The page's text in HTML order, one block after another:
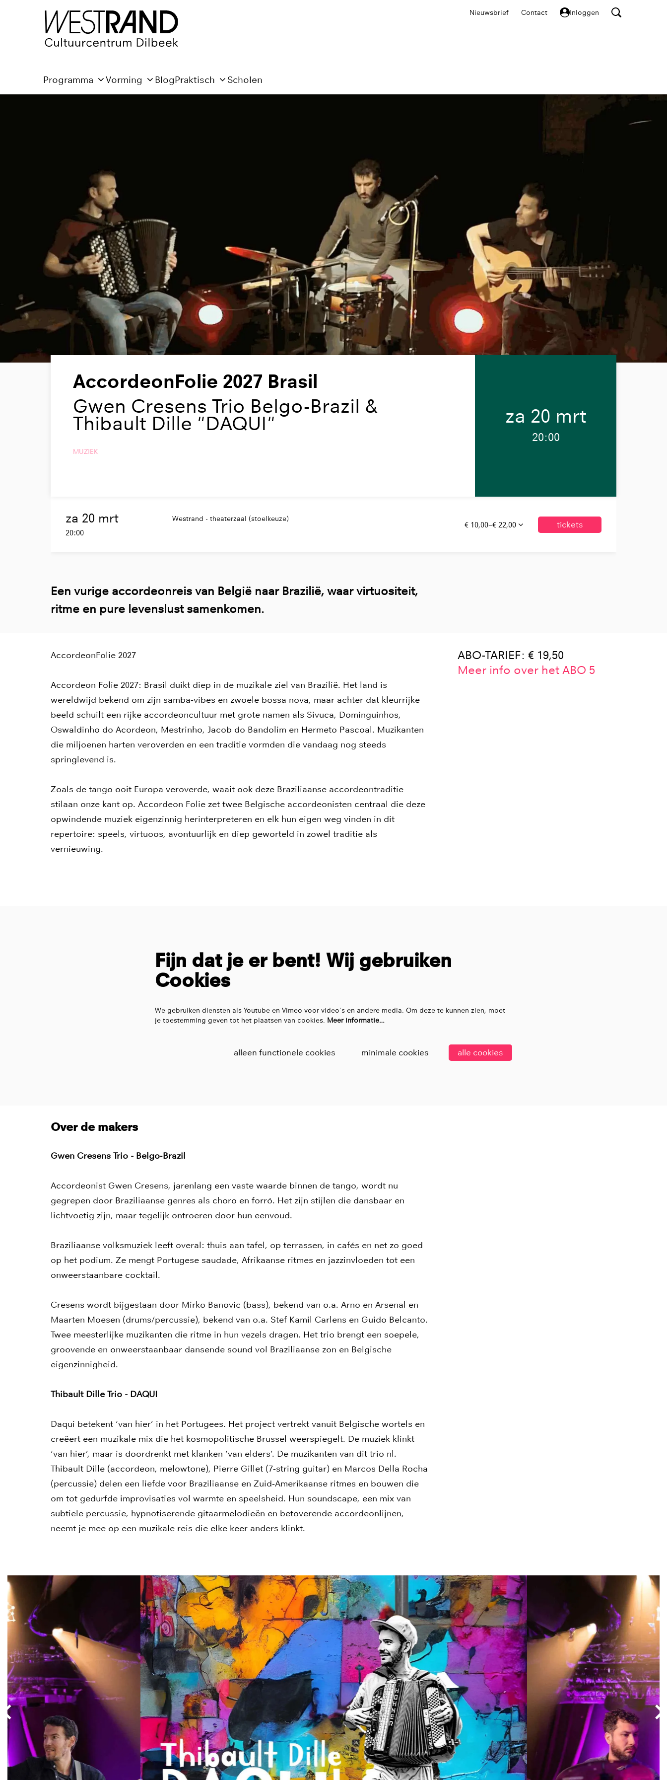
Nieuwsbrief Contact Inloggen
Programma Vorming BlogPraktisch Scholen
AccordeonFolie 2027 Brasil
Gwen Cresens Trio Belgo-Brazil &
Thibault Dille "DAQUI"
MUZIEK
za 20 mrt
20:00
za 20 mrt
20:00
Westrand - theaterzaal (stoelkeuze)
€ 10,00–€ 22,00 tickets
Een vurige accordeonreis van België naar Brazilië, waar virtuositeit,
ritme en pure levenslust samenkomen.
AccordeonFolie 2027
Accordeon Folie 2027: Brasil duikt diep in de muzikale ziel van Brazilië. Het land is
wereldwijd bekend om zijn samba‑vibes en zwoele bossa nova, maar achter dat kleurrijke
beeld schuilt een rijke accordeoncultuur met grote namen als Sivuca, Dominguinhos,
Oswaldinho do Acordeon, Mestrinho, Jacob do Bandolim en Hermeto Pascoal. Muzikanten
die miljoenen harten veroverden en een traditie vormden die vandaag nog steeds
springlevend is.
Zoals de tango ooit Europa veroverde, waait ook deze Braziliaanse accordeontraditie
stilaan onze kant op. Accordeon Folie zet twee Belgische accordeonisten centraal die deze
opwindende muziek eigenzinnig herinterpreteren en elk hun eigen weg vinden in dit
repertoire: speels, virtuoos, avontuurlijk en diep geworteld in zowel traditie als
vernieuwing.
ABO-TARIEF: € 19,50
Meer info over het ABO 5
Fijn dat je er bent! Wij gebruiken
Cookies
We gebruiken diensten als Youtube en Vimeo voor video's en andere media. Om deze te kunnen zien, moet
je toestemming geven tot het plaatsen van cookies. Meer informatie…
alleen functionele cookies minimale cookies alle cookies
Over de makers
Gwen Cresens Trio - Belgo‑Brazil
Accordeonist Gwen Cresens, jarenlang een vaste waarde binnen de tango, wordt nu
gegrepen door Braziliaanse genres als choro en forró. Het zijn stijlen die dansbaar en
lichtvoetig zijn, maar tegelijk ontroeren door hun eenvoud.
Braziliaanse volksmuziek leeft overal: thuis aan tafel, op terrassen, in cafés en net zo goed
op het podium. Ze mengt Portugese saudade, Afrikaanse ritmes en jazzinvloeden tot een
onweerstaanbare cocktail.
Cresens wordt bijgestaan door Mirko Banovic (bass), bekend van o.a. Arno en Arsenal en
Maarten Moesen (drums/percussie), bekend van o.a. Stef Kamil Carlens en Guido Belcanto.
Twee meesterlijke muzikanten die ritme in hun vezels dragen. Het trio brengt een soepele,
groovende en onweerstaanbaar dansende sound vol Braziliaanse zon en Belgische
eigenzinnigheid.
Thibault Dille Trio - DAQUI
Daqui betekent ‘van hier’ in het Portugees. Het project vertrekt vanuit Belgische wortels en
creëert een muzikale mix die het kosmopolitische Brussel weerspiegelt. De muziek klinkt
‘van hier’, maar is doordrenkt met klanken ‘van elders’. De muzikanten van dit trio nl.
Thibault Dille (accordeon, melowtone), Pierre Gillet (7‑string guitar) en Marcos Della Rocha
(percussie) delen een liefde voor Braziliaanse en Zuid‑Amerikaanse ritmes en bouwen die
om tot gedurfde improvisaties vol warmte en speelsheid. Hun soundscape, een mix van
subtiele percussie, hypnotiserende gitaarmelodieën en betoverende accordeonlijnen,
neemt je mee op een muzikale reis die elke keer anders klinkt.
Overslaan